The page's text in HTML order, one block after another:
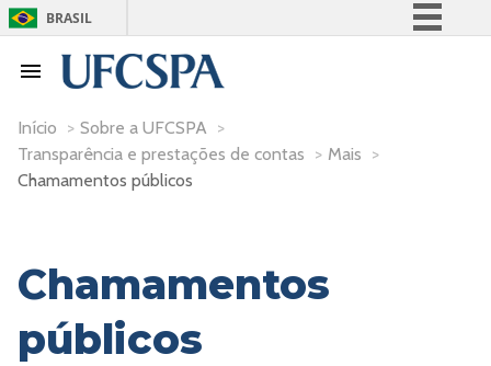
BRASIL
Acesso à informação
Início > Sobre a UFCSPA >
Transparência e prestações de contas > Mais >
Chamamentos públicos
Chamamentos
públicos